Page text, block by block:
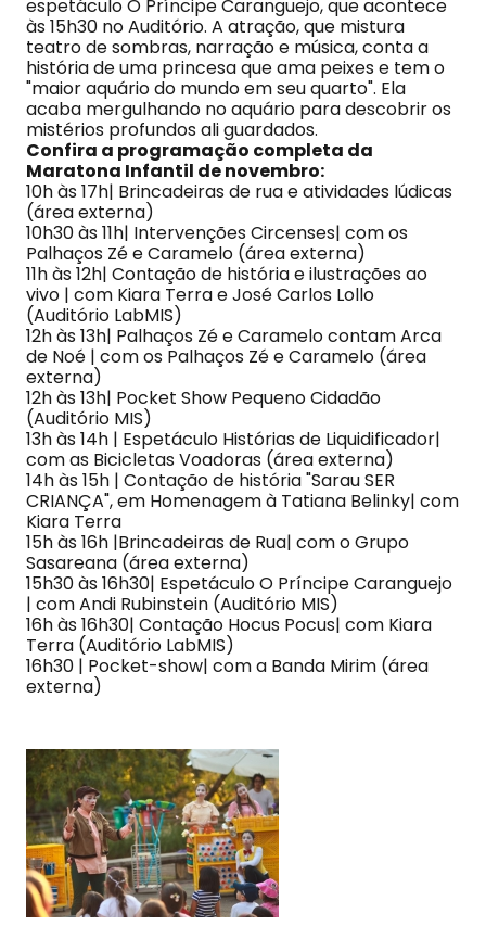
espetáculo O Príncipe Caranguejo, que acontece
às 15h30 no Auditório. A atração, que mistura
teatro de sombras, narração e música, conta a
história de uma princesa que ama peixes e tem o
"maior aquário do mundo em seu quarto". Ela
acaba mergulhando no aquário para descobrir os
mistérios profundos ali guardados.
Confira a programação completa da
Maratona Infantil de novembro:
10h às 17h| Brincadeiras de rua e atividades lúdicas
(área externa)
10h30 às 11h| Intervenções Circenses| com os
Palhaços Zé e Caramelo (área externa)
11h às 12h| Contação de história e ilustrações ao
vivo | com Kiara Terra e José Carlos Lollo
(Auditório LabMIS)
12h às 13h| Palhaços Zé e Caramelo contam Arca
de Noé | com os Palhaços Zé e Caramelo (área
externa)
12h às 13h| Pocket Show Pequeno Cidadão
(Auditório MIS)
13h às 14h | Espetáculo Histórias de Liquidificador|
com as Bicicletas Voadoras (área externa)
14h às 15h | Contação de história "Sarau SER
CRIANÇA", em Homenagem à Tatiana Belinky| com
Kiara Terra
15h às 16h |Brincadeiras de Rua| com o Grupo
Sasareana (área externa)
15h30 às 16h30| Espetáculo O Príncipe Caranguejo
| com Andi Rubinstein (Auditório MIS)
16h às 16h30| Contação Hocus Pocus| com Kiara
Terra (Auditório LabMIS)
16h30 | Pocket-show| com a Banda Mirim (área
externa)